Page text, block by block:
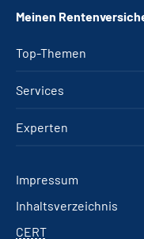
Top-Themen
Services
Experten
Meinen
Impressum
Inhaltsverzeichnis
CERT